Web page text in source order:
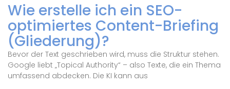
Wie erstelle ich ein SEO-
optimiertes Content-Briefing
(Gliederung)?
Bevor der Text geschrieben wird, muss die Struktur stehen.
Google liebt „Topical Authority“ – also Texte, die ein Thema
umfassend abdecken. Die KI kann aus